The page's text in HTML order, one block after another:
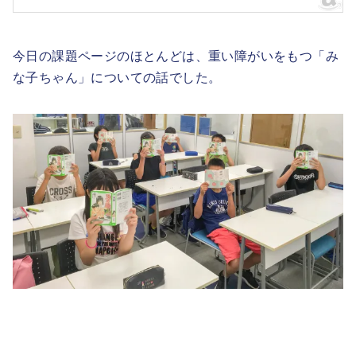
今日の課題ページのほとんどは、重い障がいをもつ「み
な子ちゃん」についての話でした。